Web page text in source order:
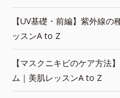
【UV基礎・前編】紫外線
ッスンA to Z
【マスクニキビのケア方法
ム｜美肌レッスンA to Z